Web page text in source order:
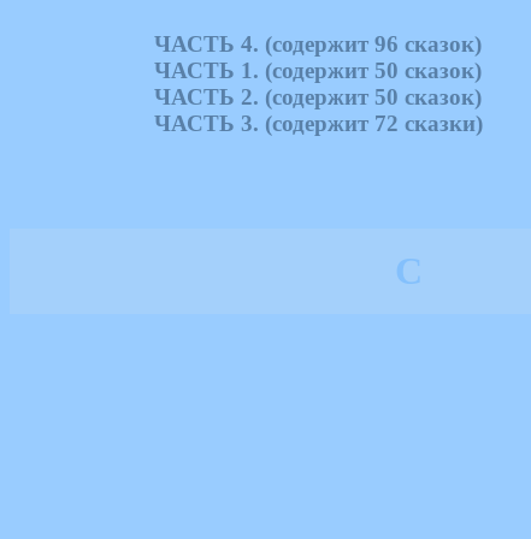
ЧАСТЬ 4. (содержит 96 сказок)
ЧАСТЬ 1. (содержит 50 сказок)
ЧАСТЬ 2. (содержит 50 сказок)
ЧАСТЬ 3. (содержит 72 сказки)
С